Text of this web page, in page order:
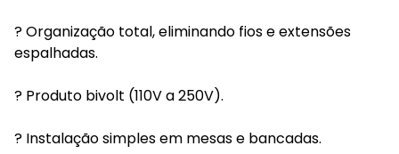
? Organização total, eliminando fios e extensões
espalhadas.
? Produto bivolt (110V a 250V).
? Instalação simples em mesas e bancadas.